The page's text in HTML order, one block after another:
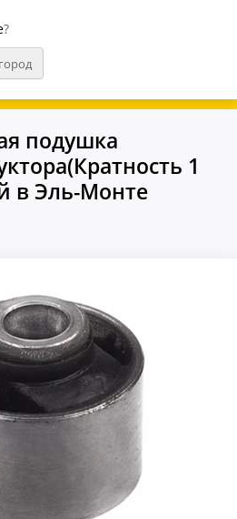
?
удобнее
подушка
1
в Эль-Монте